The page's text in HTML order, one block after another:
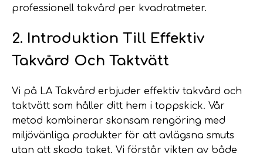
professionell takvård per kvadratmeter.
2. Introduktion Till Effektiv
Takvård Och Taktvätt
Vi på LA Takvård erbjuder effektiv takvård och
taktvätt som håller ditt hem i toppskick. Vår
metod kombinerar skonsam rengöring med
miljövänliga produkter för att avlägsna smuts
utan att skada taket. Vi förstår vikten av både